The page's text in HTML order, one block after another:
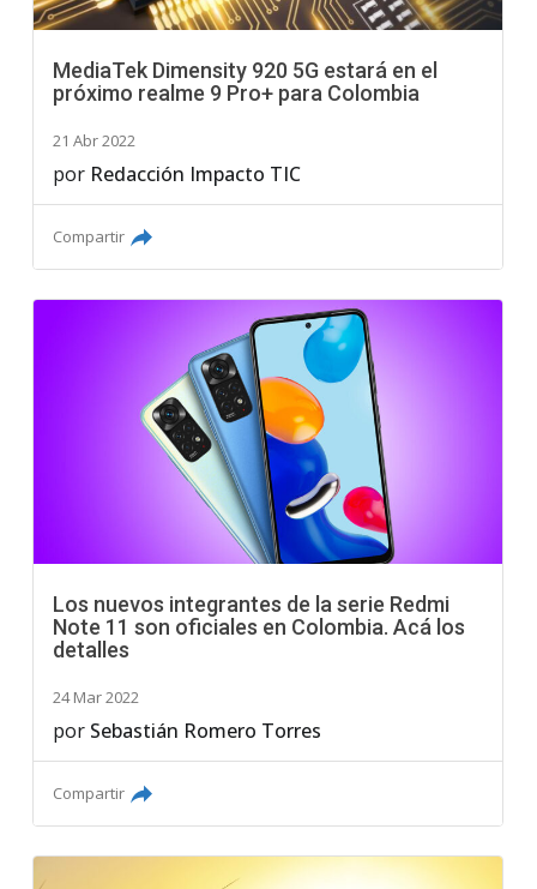
MediaTek Dimensity 920 5G estará en el
próximo realme 9 Pro+ para Colombia
21 Abr 2022
por Redacción Impacto TIC
Compartir
Los nuevos integrantes de la serie Redmi
Note 11 son oficiales en Colombia. Acá los
detalles
24 Mar 2022
por Sebastián Romero Torres
Compartir